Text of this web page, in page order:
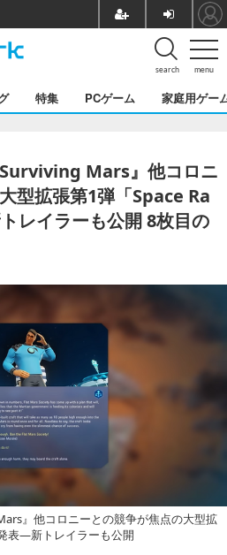
menu
search
特集 PCゲーム 家庭用ゲー
Mars』他コロニ
型拡張第1弾「Space Ra
レイラーも公開 8枚目の
』他コロニーとの競争が焦点の大型拡
表―新トレイラーも公開